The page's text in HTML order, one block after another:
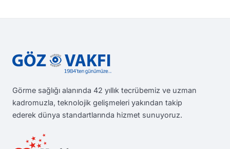
Görme sağlığı alanında 42 yıllık tecrübemiz ve uzman
kadromuzla, teknolojik gelişmeleri yakından takip
ederek dünya standartlarında hizmet sunuyoruz.